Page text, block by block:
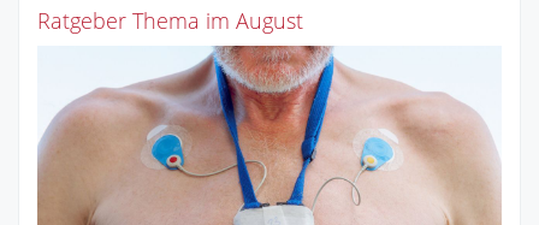
Ratgeber Thema im August